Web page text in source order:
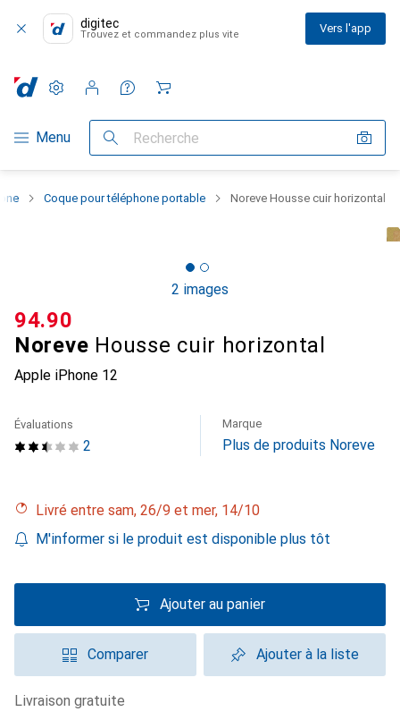
digitec
Trouvez et commandez plus vite Vers l'app
Navigation par catégorie
Menu Recherche
Paramètres
Compte client
Listes de comparaison
Listes d'envies
Panier
Coque pour téléphone portable Noreve Housse cuir horizontal
2 images
Noreve Housse cuir horizontal
Apple iPhone 12
CHF
94.90
2
Évaluations Marque
Plus de produits Noreve
Livré entre sam, 26/9 et mer, 14/10
M'informer si le produit est disponible plus tôt
Ajouter au panier
Comparer Ajouter à la liste
livraison gratuite